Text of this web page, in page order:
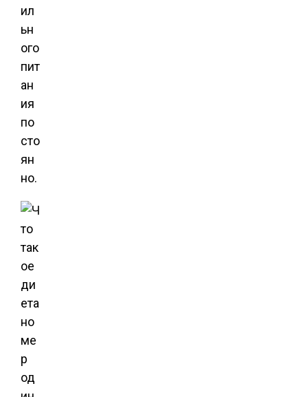
ил
ьн
ого
пит
ан
ия
по
сто
ян
но.